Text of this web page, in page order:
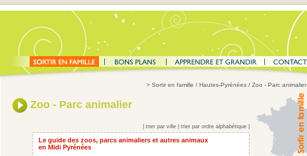
> Sortir en famille / Hautes-Pyrénées / Zoo - Parc animalier
Zoo - Parc animalier
trier par ville trier par ordre alphabétique
Le guide des zoos, parcs animaliers et autres animaux
en Midi Pyrénées